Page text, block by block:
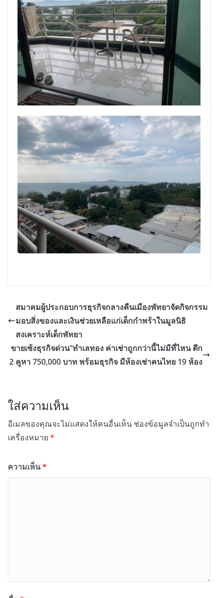
สมาคมผู้ประกอบการธุรกิจกลางคืนเมืองพัทยาจัดกิจกรรม
มอบสิ่งของและเงินช่วยเหลือแก่เด็กกำพร้าในมูลนิธิ
สงเคราะห์เด็กพัทยา
ขายเซ้งธุรกิจด่วน”ทำเลทอง ค่าเช่าถูกกว่านี้ไม่มีที่ไหน ตึก
2 คูหา 750,000 บาท พร้อมธุรกิจ มีห้องเช่าคนไทย 19 ห้อง
ใส่ความเห็น
อีเมลของคุณจะไม่แสดงให้คนอื่นเห็น ช่องข้อมูลจำเป็นถูกทำ
เครื่องหมาย *
ความเห็น*